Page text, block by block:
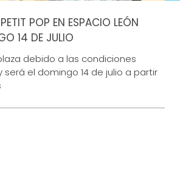
POP EN ESPACIO LEÓN
14 DE JULIO
debido a las condiciones
el domingo 14 de julio a partir